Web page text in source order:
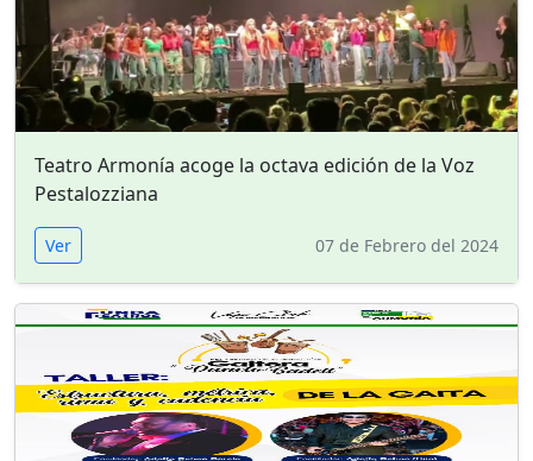
Teatro Armonía acoge la octava edición de la Voz
Pestalozziana
Ver 07 de Febrero del 2024